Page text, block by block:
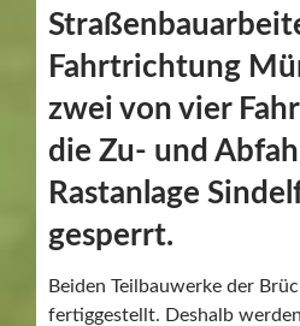
Fahrtrichtung
zwei von vier
die Zu- und
Rastanlage
gesperrt.
Beiden Teilbauwerke der
fertiggestellt. Deshalb